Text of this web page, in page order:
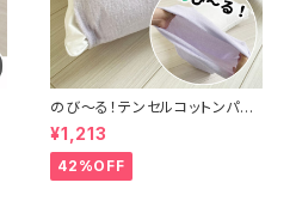
のび〜る！テンセルコットンパイ
ル・ピローカバー 32×52cm〜
43×63cm
¥1,213
42%OFF